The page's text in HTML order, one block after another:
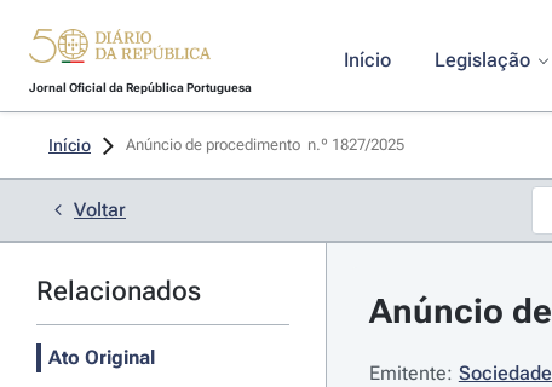
Jornal Oficial da República Portuguesa
Início Legislação
Início Anúncio de procedimento  n.º 1827/2025
Voltar
Relacionados
Ato Original
Anúncio
Emitente: